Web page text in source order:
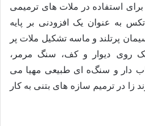
استفاده در ملات‌ های ترمیمی
به عنوان یک افزودنی بر پایه
پرتلند و ماسه تشکیل ملات پر
روی دیوار و کف‌، سنگ مرمر‌،
دار و سنگ‌ه ای طبیعی مهیا می‌
زا در ترمیم سازه ‌های بتنی به کار